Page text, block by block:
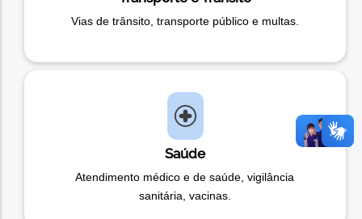
Vias de trânsito, transporte público e multas.
Saúde
Atendimento médico e de saúde, vigilância
sanitária, vacinas.